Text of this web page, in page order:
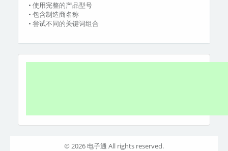
• 使用完整的产品型号
• 包含制造商名称
• 尝试不同的关键词组合
© 2026 电子通 All rights reserved.